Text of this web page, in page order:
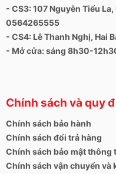
- CS3: 107 Nguyễn Tiểu
0564265555
- CS4: Lê Thanh Nghị, Hai
- Mở cửa: sáng 8h30-
Chính sách và quy
Chính sách bảo hành
Chính sách đổi trả hàng
Chính sách bảo mật thông
Chính sách vận chuyển và